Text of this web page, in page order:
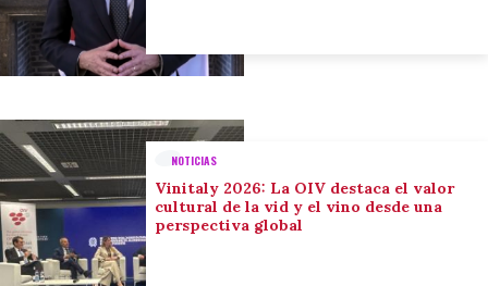
NOTICIAS
Vinitaly 2026: La OIV destaca el valor
cultural de la vid y el vino desde una
perspectiva global